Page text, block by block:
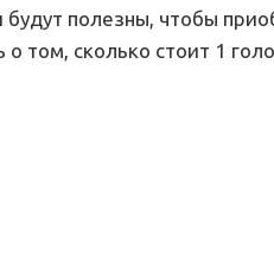
полезны, чтобы
том, сколько стоит 1